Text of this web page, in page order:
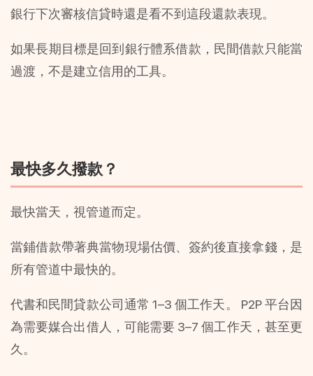
銀行下次審核信貸時還是看不到這段還款表現。
如果長期目標是回到銀行體系借款，民間借款只能當
過渡，不是建立信用的工具。
最快多久撥款？
最快當天，視管道而定。
當鋪借款帶著典當物現場估價、簽約後直接拿錢，是
所有管道中最快的。
代書和民間貸款公司通常 1–3 個工作天。 P2P 平台因
為需要媒合出借人，可能需要 3–7 個工作天，甚至更
久。